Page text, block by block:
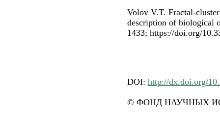
Volov V.T. Fractal-
description of biological
1433; https://doi.org/
DOI: http://dx.doi.org/
© ФОНД НАУЧНЫХ